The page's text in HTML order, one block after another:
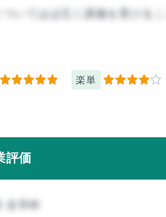
ついてはば広く講義を受けるこ
5 楽単 4
評価